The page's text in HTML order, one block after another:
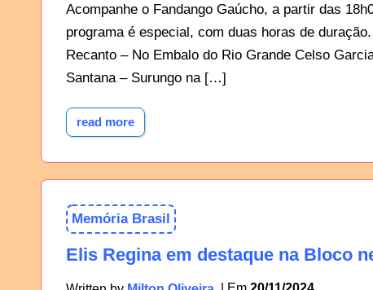
Acompanhe o Fandango Gaúcho, a partir das
programa é especial, com duas horas de
Recanto – No Embalo do Rio Grande Celso
Santana – Surungo na […]
read more
Memória Brasil
Elis Regina em destaque na Bloco